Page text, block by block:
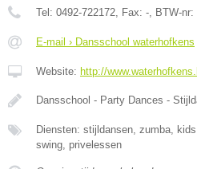
Tel: 0492-722172, Fax: -, BTW-nr:
E-mail › Dansschool waterhofkens
Website: http://
Dansschool - Party Dances -
Diensten: stijldansen, zumba,
swing, privelessen